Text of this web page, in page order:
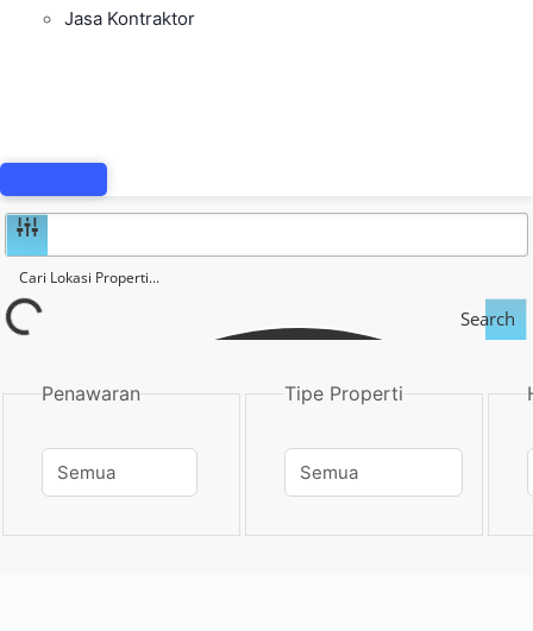
Jasa Kontraktor
Search
Penawaran Tipe Properti